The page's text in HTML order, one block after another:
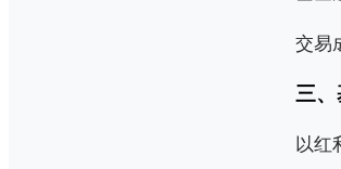
交易
三、
以红